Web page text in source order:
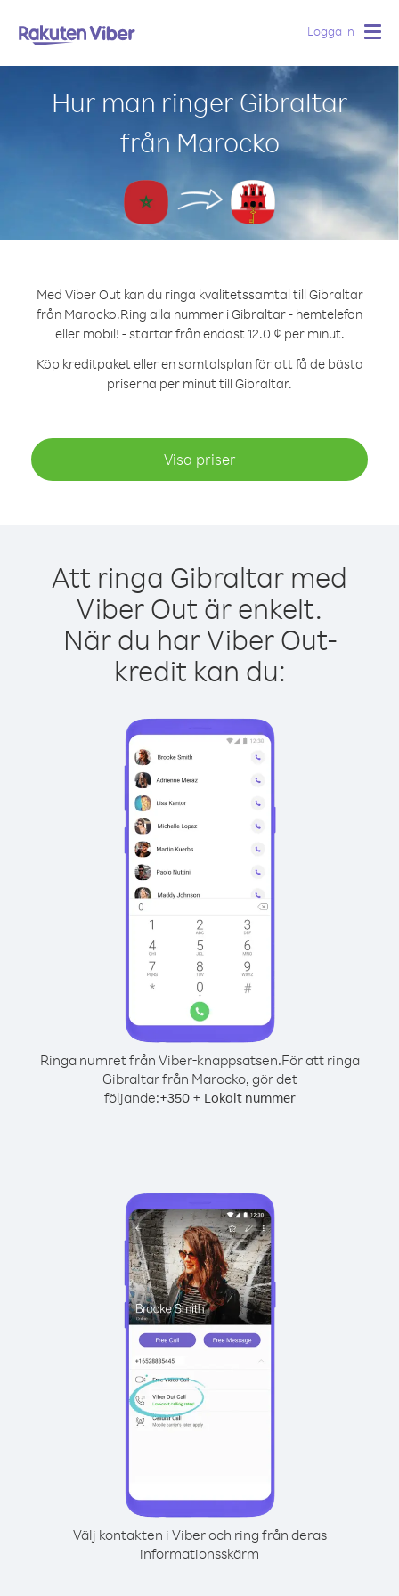
Logga in
Hur man ringer Gibraltar
från Marocko
Med Viber Out kan du ringa kvalitetssamtal till Gibraltar
från Marocko.Ring alla nummer i Gibraltar - hemtelefon
eller mobil! - startar från endast 12.0 ¢ per minut.
Köp kreditpaket eller en samtalsplan för att få de bästa
priserna per minut till Gibraltar.
Visa priser
Att ringa Gibraltar med
Viber Out är enkelt.
När du har Viber Out-
kredit kan du:
Ringa numret från Viber-knappsatsen.För att ringa
Gibraltar från Marocko, gör det
följande:+350+ Lokalt nummer
Välj kontakten i Viber och ring från deras
informationsskärm